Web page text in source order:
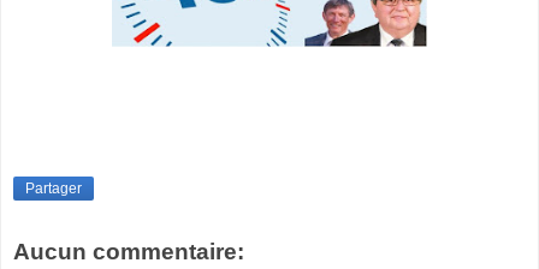
Partager
Aucun commentaire: